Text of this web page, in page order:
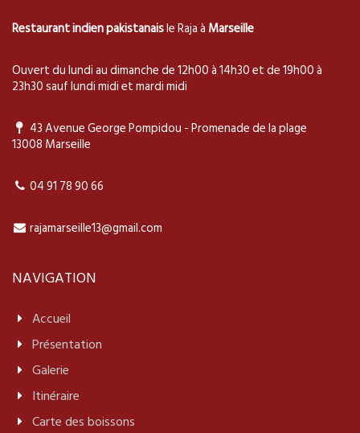
Restaurantindienpakistanaisle Raja à Marseille
Ouvert du lundi au dimanche de 12h00 à 14h30 et de 19h00 à
23h30 sauf lundi midi et mardi midi
43 Avenue George Pompidou - Promenade de la plage
13008 Marseille
04 91 78 90 66
rajamarseille13@gmail.com
NAVIGATION
Accueil
Présentation
Galerie
Itinéraire
Carte des boissons